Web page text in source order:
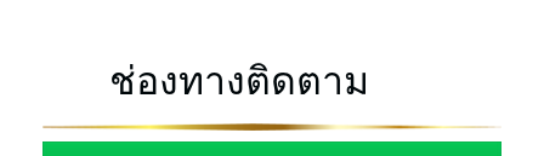
ช่องทางติดตาม